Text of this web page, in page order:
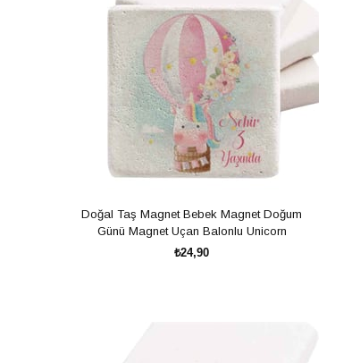
Doğal Taş Magnet Bebek Magnet Doğum
Günü Magnet Uçan Balonlu Unicorn
₺24,90